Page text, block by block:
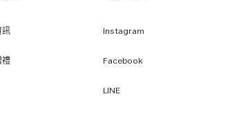
訊
禮
Instagram
Facebook
LINE